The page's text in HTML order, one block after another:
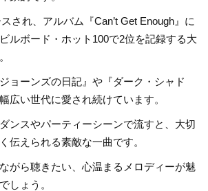
され、アルバム『Can’t Get Enough』に
ルボード・ホット100で2位を記録する大
ョーンズの日記』や『ダーク・シャド
広い世代に愛され続けています。
ンスやパーティーシーンで流すと、大切
伝えられる素敵な一曲です。
がら聴きたい、心温まるメロディーが魅
しょう。